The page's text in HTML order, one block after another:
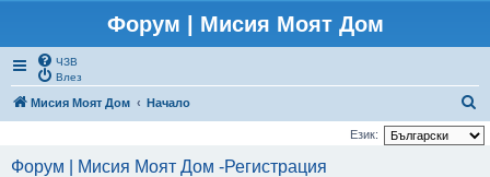
Форум | Мисия Моят Дом
ЧЗВ
Влез
Мисия Моят Дом Начало
ъ
Език:
Форум | Мисия Моят Дом -Регистрация